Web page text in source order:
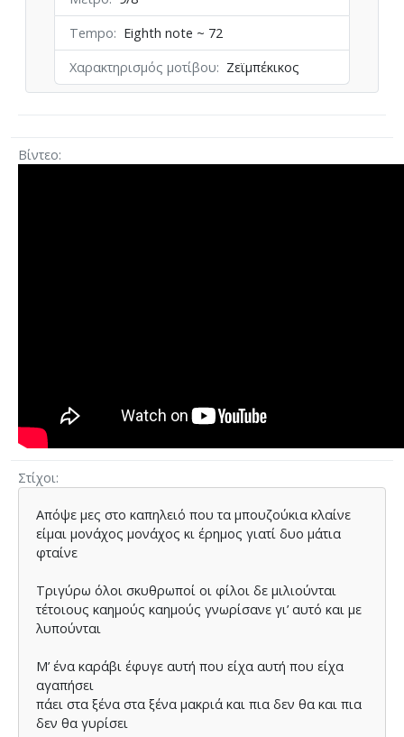
Tempo
Eighth note ~ 72
Χαρακτηρισμός μοτίβου
Ζεϊμπέκικος
Βίντεο
Στίχοι
Απόψε μες στο καπηλειόπου τα μπουζούκια κλαίνε
είμαι μονάχος μονάχος κι έρημοςγιατί δυο μάτια
φταίνε
Τριγύρω όλοι σκυθρωποί οι φίλοι δε μιλιούνται
τέτοιους καημούς καημούς γνωρίσανεγι’ αυτό και με
λυπούνται
Μ’ ένα καράβι έφυγεαυτή που είχα αυτή που είχα
αγαπήσει
πάει στα ξένα στα ξένα μακριάκαι πια δεν θα και πια
δεν θα γυρίσει